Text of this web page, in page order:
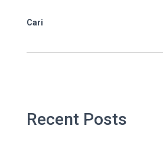
Cari
Recent Posts